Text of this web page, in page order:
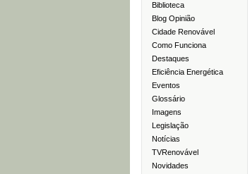
Biblioteca
Blog Opinião
Cidade Renovável
Como Funciona
Destaques
Eficiência Energética
Eventos
Glossário
Imagens
Legislação
Notícias
TVRenovável
Novidades